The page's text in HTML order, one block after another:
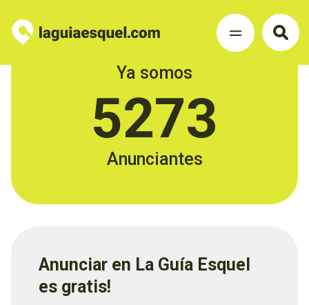
Ya somos
5273
Anunciantes
Anunciar en La Guía Esquel
es gratis!